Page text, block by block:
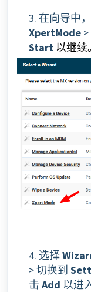
3. 在向导中
XpertMode >
Start 以继续
4. 选择
> 切换到
击 Add 以进